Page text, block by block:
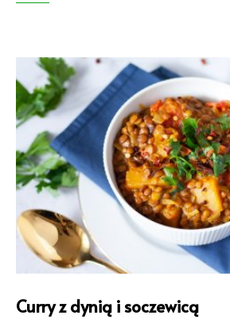
Curry z dynią i soczewicą